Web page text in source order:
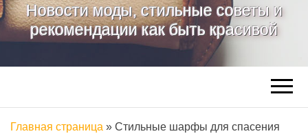
Новости моды, стильные советы и
рекомендации как быть красивой
Главная страница » Стильные шарфы для спасения